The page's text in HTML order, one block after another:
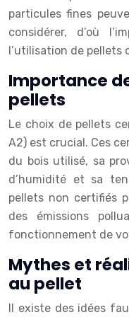
particules fines
considérer, d’où
l’utilisation de pellets
Importance
pellets
Le choix de pellets
A2) est crucial. Ces
du bois utilisé, sa
d’humidité et sa
pellets non certifiés
des émissions
fonctionnement de
Mythes et
au pellet
Il existe des idées